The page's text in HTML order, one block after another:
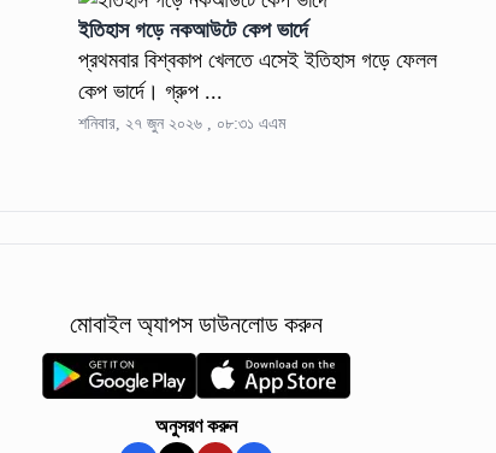
ইতিহাস গড়ে নকআউটে কেপ ভার্দে
প্রথমবার বিশ্বকাপ খেলতে এসেই ইতিহাস গড়ে ফেলল
কেপ ভার্দে। গ্রুপ ...
শনিবার, ২৭ জুন ২০২৬ , ০৮:৩১ এএম
মোবাইল অ্যাপস ডাউনলোড করুন
অনুসরণ করুন